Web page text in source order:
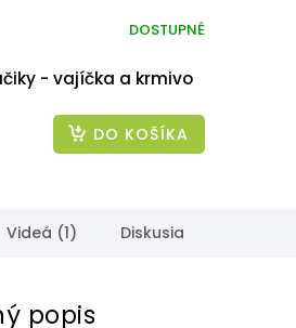
- vajíčka a krmivo
DOSTUPNÉ
DO KOŠÍKA
Videá (1) Diskusia
popis